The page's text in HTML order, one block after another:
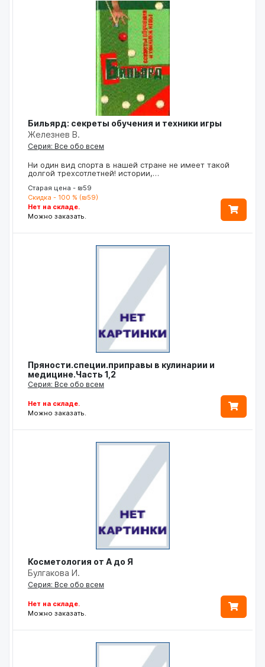
Бильярд: секреты обучения и техники игры
Железнев В.
Серия: Все обо всем
Ни один вид спорта в нашей стране не имеет такой
долгой трехсотлетней! истории,…
Старая цена - ₪59
Скидка - 100 % (₪59)
Нет на складе.
Можно заказать.
Пряности.специи.приправы в кулинарии и
медицине.Часть 1,2
Серия: Все обо всем
Нет на складе.
Можно заказать.
Косметология от А до Я
Булгакова И.
Серия: Все обо всем
Нет на складе.
Можно заказать.